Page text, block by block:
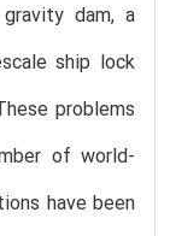
dam, a
ship lock
problems
of world-
have been